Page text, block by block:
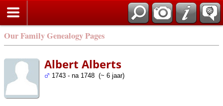
Our Family Genealogy Pages
Albert Alberts
1743 - na 1748 (~ 6 jaar)